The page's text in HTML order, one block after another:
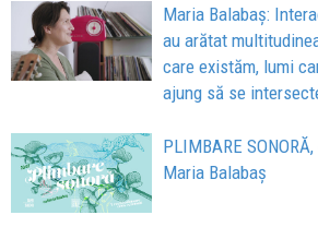
Maria Balabaș:
au arătat
care existăm, lumi
ajung să se
PLIMBARE
Maria Balabaș